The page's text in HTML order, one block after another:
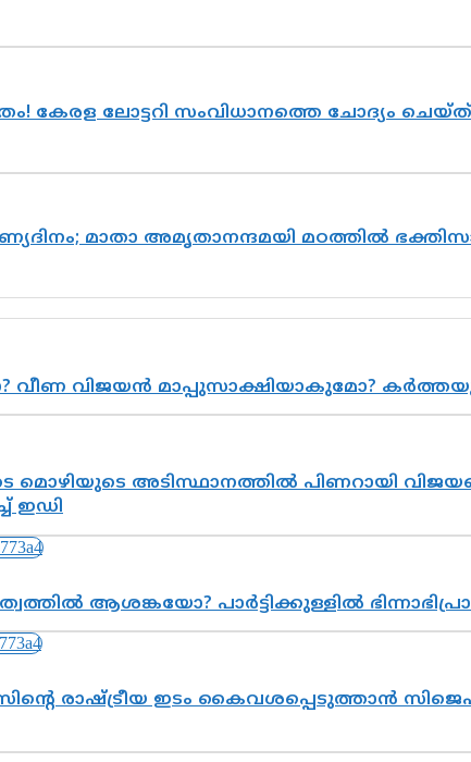
കേരള ലോട്ടറി സംവിധാനത്തെ ചോദ്യം
മാതാ അമൃതാനന്ദമയി മഠത്തിൽ
വീണ വിജയൻ മാപ്പുസാക്ഷിയാകുമോ?
അടിസ്ഥാനത്തിൽ പിണറായി
ഇഡി
ആശങ്കയോ? പാർട്ടിക്കുള്ളിൽ
രാഷ്ട്രീയ ഇടം കൈവശപ്പെടുത്താൻ